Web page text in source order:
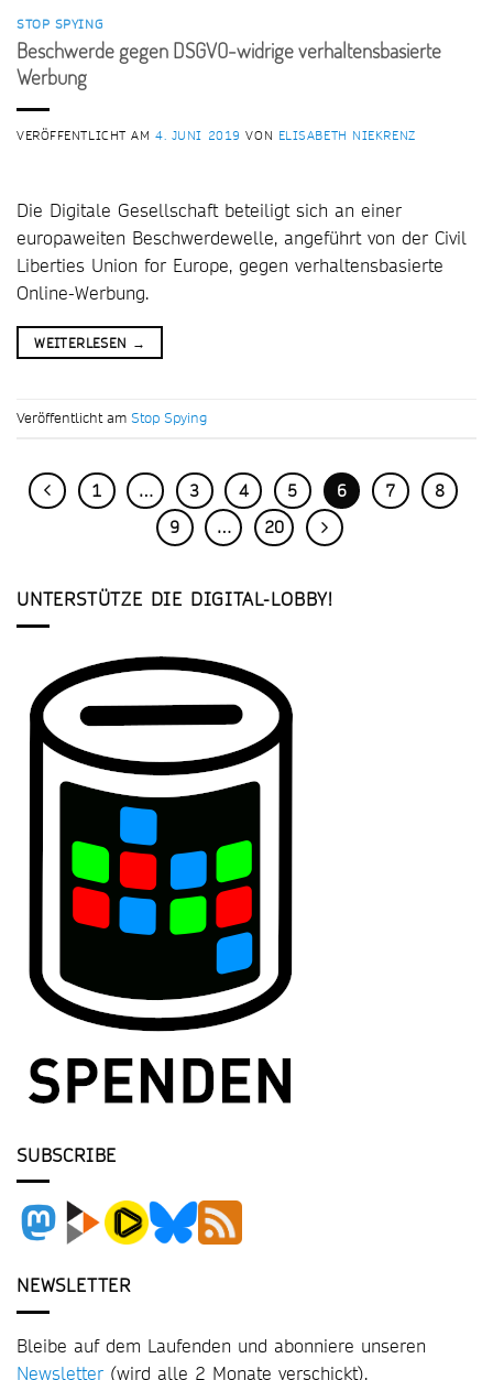
STOP SPYING
Beschwerde gegen DSGVO-widrige verhaltensbasierte
Werbung
VERÖFFENTLICHT AM4. JUNI 2019 VON ELISABETH NIEKRENZ
Die Digitale Gesellschaft beteiligt sich an einer
europaweiten Beschwerdewelle, angeführt von der Civil
Liberties Union for Europe, gegen verhaltensbasierte
Online-Werbung.
WEITERLESEN →
Veröffentlicht am Stop Spying
1 … 3 4 5 6 7
8
9
… 20
UNTERSTÜTZE DIE DIGITAL-LOBBY!
SUBSCRIBE
NEWSLETTER
Bleibe auf dem Laufenden und abonniere unseren
Newsletter (wird alle 2 Monate verschickt).